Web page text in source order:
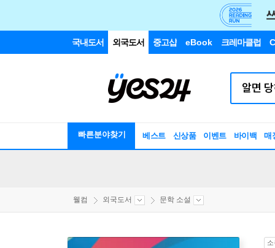
국내도서 외국도서 중고샵 eBook 크레마클럽
빠른분야찾기 베스트 신상품 이벤트 바이백 매
웰컴 외국도서 문학 소설